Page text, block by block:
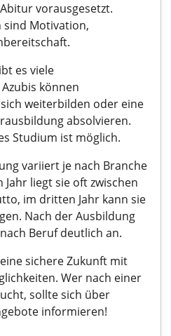
vorausgesetzt.
sind Motivation,
es viele
können
weiterbilden oder eine
absolvieren.
Studium ist möglich.
variiert je nach Branche
liegt sie oft zwischen
im dritten Jahr kann sie
Nach der Ausbildung
Beruf deutlich an.
sichere Zukunft mit
Wer nach einer
sollte sich über
informieren!